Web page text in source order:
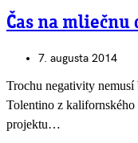
Čas na
7. augusta 2014
Trochu negativity
Tolentino z kalifornského
projektu…